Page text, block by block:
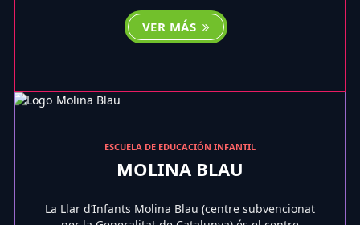
VER MÁS
ESCUELA DE EDUCACIÓN INFANTIL
MOLINA BLAU
La Llar d’Infants Molina Blau (centre subvencionat